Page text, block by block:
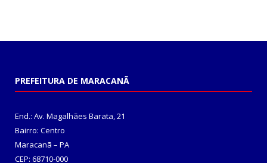
PREFEITURA DE MARACANÃ
End.: Av. Magalhães Barata, 21
Bairro: Centro
Maracanã – PA
CEP: 68710-000